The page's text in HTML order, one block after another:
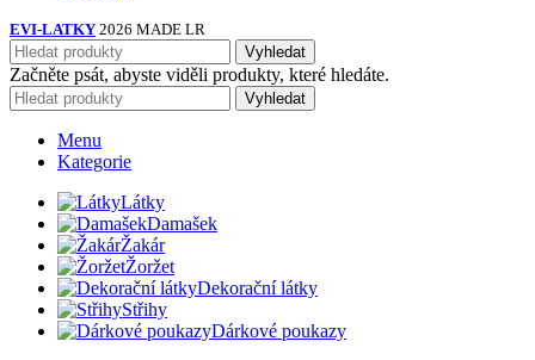
EVI-LATKY 2026 MADE LR
Vyhledat
Začněte psát, abyste viděli produkty, které hledáte.
Vyhledat
Menu
Kategorie
Látky
Damašek
Žakár
Žoržet
Dekorační látky
Střihy
Dárkové poukazy